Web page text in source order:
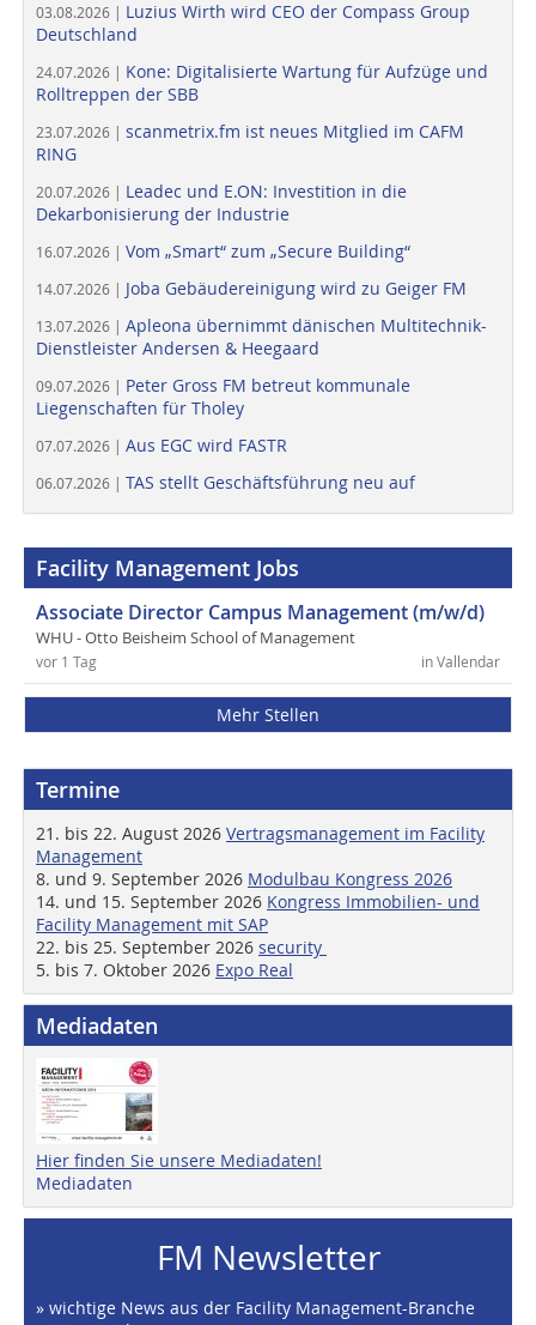
03.08.2026 | Luzius Wirth wird CEO der Compass Group
Deutschland
24.07.2026 | Kone: Digitalisierte Wartung für Aufzüge und
Rolltreppen der SBB
23.07.2026 | scanmetrix.fm ist neues Mitglied im CAFM
RING
20.07.2026 | Leadec und E.ON: Investition in die
Dekarbonisierung der Industrie
16.07.2026 | Vom „Smart“ zum „Secure Building“
14.07.2026 | Joba Gebäudereinigung wird zu Geiger FM
13.07.2026 | Apleona übernimmt dänischen Multitechnik-
Dienstleister Andersen & Heegaard
09.07.2026 | Peter Gross FM betreut kommunale
Liegenschaften für Tholey
07.07.2026 | Aus EGC wird FASTR
06.07.2026 | TAS stellt Geschäftsführung neu auf
Facility Management Jobs
Associate Director Campus Management (m/w/d)
WHU - Otto Beisheim School of Management
in Vallendar
vor 1 Tag
Mehr Stellen
Termine
21. bis 22. August 2026 Vertragsmanagement im Facility
Management
8. und 9. September 2026 Modulbau Kongress 2026
14. und 15. September 2026 Kongress Immobilien- und
Facility Management mit SAP
22. bis 25. September 2026 security
5. bis 7. Oktober 2026 Expo Real
Mediadaten
Hier finden Sie unsere Mediadaten!
Mediadaten
FM Newsletter
» wichtige News aus der Facility Management-Branche